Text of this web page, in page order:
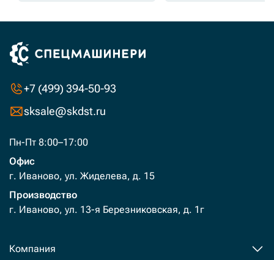
+7 (499) 394-50-93
sksale@skdst.ru
Пн-Пт 8:00–17:00
Офис
г. Иваново, ул. Жиделева, д. 15
Производство
г. Иваново, ул. 13-я Березниковская, д. 1г
Компания